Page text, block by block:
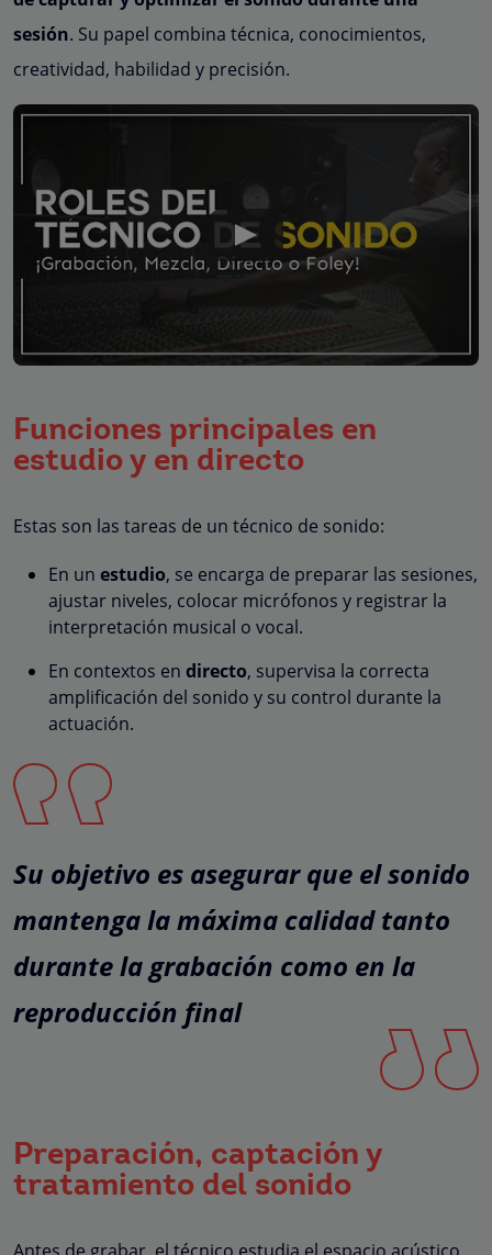
sesión. Su papel combina técnica, conocimientos,
creatividad, habilidad y precisión.
Funciones principales en
estudio y en directo
Estas son las tareas de un técnico de sonido:
En un estudio, se encarga de preparar las sesiones,
ajustar niveles, colocar micrófonos y registrar la
interpretación musical o vocal.
En contextos en directo, supervisa la correcta
amplificación del sonido y su control durante la
actuación.
Su objetivo es asegurar que el sonido
mantenga la máxima calidad tanto
durante la grabación como en la
reproducción final
Preparación, captación y
tratamiento del sonido